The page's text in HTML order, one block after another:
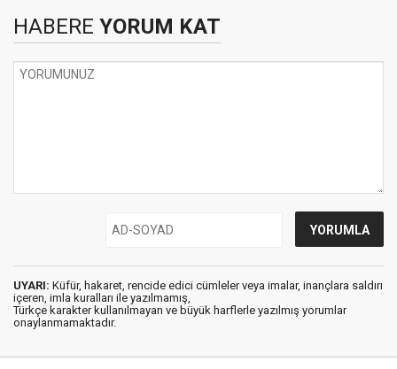
HABERE YORUM KAT
UYARI: Küfür, hakaret, rencide edici cümleler veya imalar, inançlara saldırı
içeren, imla kuralları ile yazılmamış,
Türkçe karakter kullanılmayan ve büyük harflerle yazılmış yorumlar
onaylanmamaktadır.